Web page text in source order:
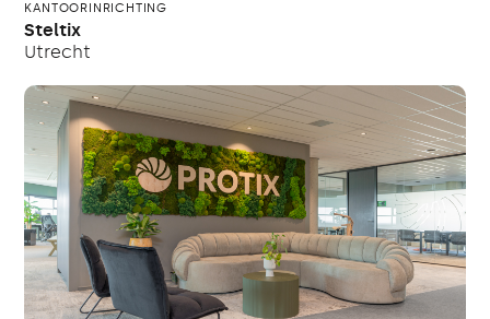
KANTOORINRICHTING
Steltix
Utrecht